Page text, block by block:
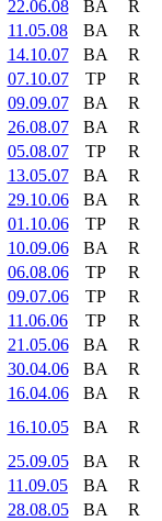
22.06.08
BA R
11.05.08
BA R
14.10.07
BA R
07.10.07
TP R
09.09.07
BA R
26.08.07
BA R
05.08.07
TP R
13.05.07
BA R
29.10.06
BA R
01.10.06
TP R
10.09.06
BA R
06.08.06
TP R
09.07.06
TP R
11.06.06
TP R
21.05.06
BA R
30.04.06
BA R
16.04.06
BA R
16.10.05
BA R
25.09.05
BA R
11.09.05
BA R
28.08.05
BA R